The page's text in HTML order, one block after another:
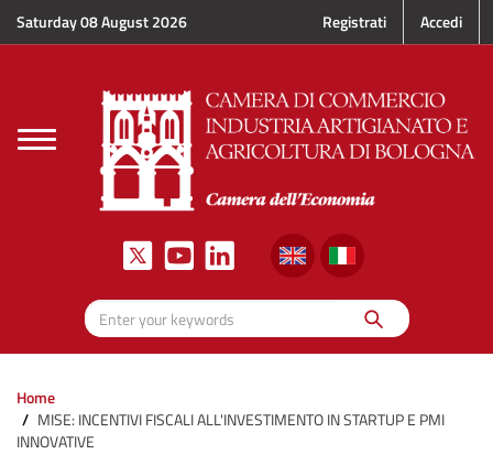
Saturday 08 August 2026 Registrati Accedi
Toggle
navigation
Enter your keywords
Search
Home
MISE: INCENTIVI FISCALI ALL'INVESTIMENTO IN STARTUP E PMI
INNOVATIVE